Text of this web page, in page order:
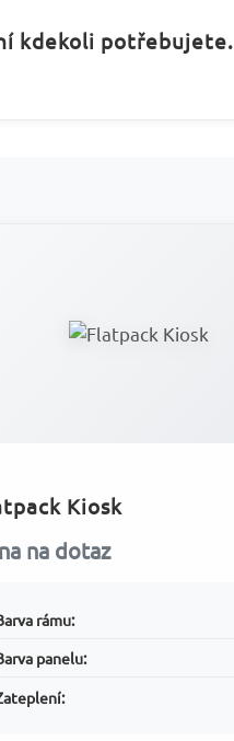
kdekoli potřebujete.
Kiosk
na dotaz
rámu:
panelu: